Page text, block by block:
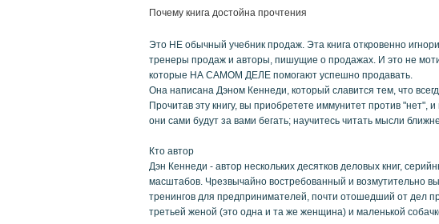
Почему книга достойна прочтения
Это НЕ обычный учебник продаж. Эта книга откровенно
тренеры продаж и авторы, пишущие о продажах. И это не
которые НА САМОМ ДЕЛЕ помогают успешно продавать.
Она написана Дэном Кеннеди, который славится тем, что
Прочитав эту книгу, вы приобретете иммунитет против "нет",
они сами будут за вами бегать; научитесь читать мысли
Кто автор
Дэн Кеннеди - автор нескольких десятков деловых книг,
масштабов. Чрезвычайно востребованный и возмутительно
тренингов для предпринимателей, почти отошедший от дел
третьей женой (это одна и та же женщина) и маленькой